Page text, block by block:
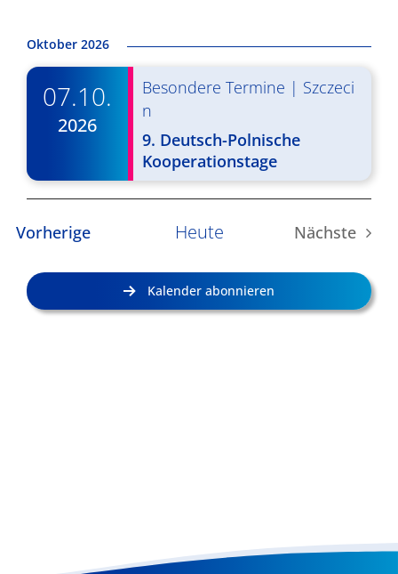
Oktober 2026
07.10.
2026
Besondere Termine | Szczeci
n
9. Deutsch-Polnische
Kooperationstage
VorherigeVeranstaltungen
Heute
Nächste
Kalender abonnieren